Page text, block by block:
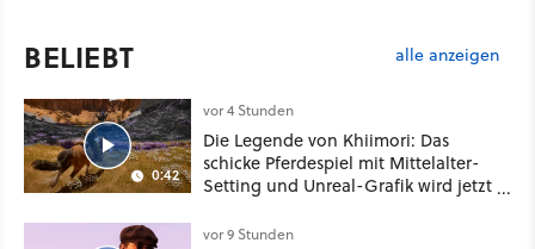
BELIEBT alle anzeigen
0:42
vor 4 Stunden
Die Legende von Khiimori: Das
schicke Pferdespiel mit Mittelalter-
Setting und Unreal-Grafik wird jetzt
vor 9 Stunden